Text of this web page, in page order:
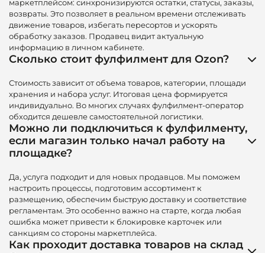
маркетплейсом: синхронизируются остатки, статусы, заказы,
возвраты. Это позволяет в реальном времени отслеживать
движение товаров, избегать пересортов и ускорять
обработку заказов. Продавец видит актуальную
информацию в личном кабинете.
Сколько стоит фулфилмент для Ozon?
Стоимость зависит от объема товаров, категории, площади
хранения и набора услуг. Итоговая цена формируется
индивидуально. Во многих случаях фулфилмент-оператор
обходится дешевле самостоятельной логистики.
Можно ли подключиться к фулфилменту,
если магазин только начал работу на
площадке?
Да, услуга подходит и для новых продавцов. Мы поможем
настроить процессы, подготовим ассортимент к
размещению, обеспечим быструю доставку и соответствие
регламентам. Это особенно важно на старте, когда любая
ошибка может привести к блокировке карточек или
санкциям со стороны маркетплейса.
Как проходит доставка товаров на склад